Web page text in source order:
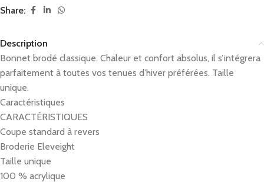
Share:
Description
Bonnet brodé classique. Chaleur et confort absolus, il s’intégrera
parfaitement à toutes vos tenues d’hiver préférées. Taille
unique.
Caractéristiques
CARACTÉRISTIQUES
Coupe standard à revers
Broderie Eleveight
Taille unique
100 % acrylique